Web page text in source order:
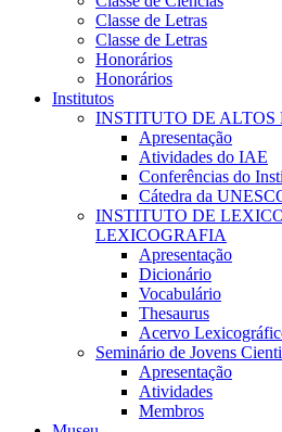
Classe de Letras
Classe de Letras
Honorários
Honorários
Institutos
INSTITUTO DE ALTOS
Apresentação
Atividades do IAE
Conferências do
Cátedra da
INSTITUTO DE
LEXICOGRAFIA
Apresentação
Dicionário
Vocabulário
Thesaurus
Acervo
Seminário de Jovens
Apresentação
Atividades
Membros